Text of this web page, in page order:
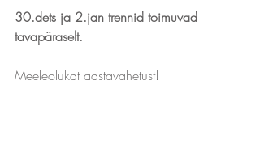
30.dets ja 2.jan trennid toimuvad
tavapäraselt.
Meeleolukat aastavahetust!